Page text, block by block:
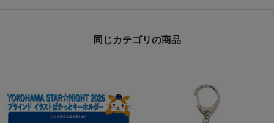
同じカテゴリの商品